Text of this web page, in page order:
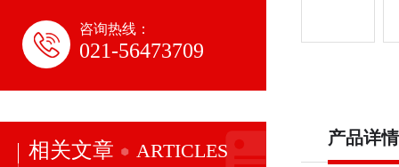
咨询热线：
021-56473709
相关文章 ARTICLES
产品详情